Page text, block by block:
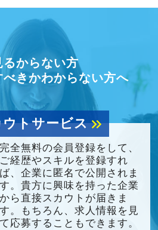
るからない方
べきかわからない方へ
ウトサービスkeyboard_double_arrow_right
完全無料の会員登録をして、
ご経歴やスキルを登録すれ
ば、企業に匿名で公開されま
す。貴方に興味を持った企業
から直接スカウトが届きま
す。もちろん、求人情報を見
て応募することもできます。